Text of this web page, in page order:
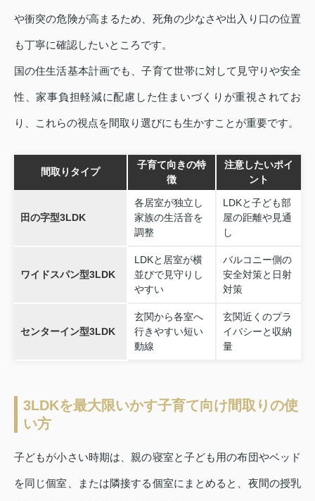
や衝突の危険が高まるため、死角の少なさや出入り口の位置
も丁寧に確認したいところです。
国の住生活基本計画でも、子育て世帯に対して見守りや安全
性、家事負担軽減に配慮した住まいづくりが重視されてお
り、これらの視点を間取り選びにも生かすことが重要です。
間取りタイプ
子育て向きの特
徴
注意したいポイ
ント
田の字型3LDK
各居室が独立し
家族の生活音を
調整
LDKと子ども部
屋の距離や見通
し
ワイドスパン型3LDK
LDKと居室が横
並びで見守りし
やすい
バルコニー側の
安全対策と日射
対策
センターイン型3LDK
玄関から各室へ
行きやすい短い
動線
玄関近くのプラ
イバシーと収納
量
3LDKを最大限いかす子育て向け間取りの使
い方
子どもが小さい時期は、親の寝室と子ども用の布団やベッド
を同じ個室、または隣接する個室にまとめると、夜間の授乳